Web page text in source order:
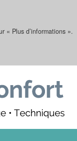
« Plus d’informations ».